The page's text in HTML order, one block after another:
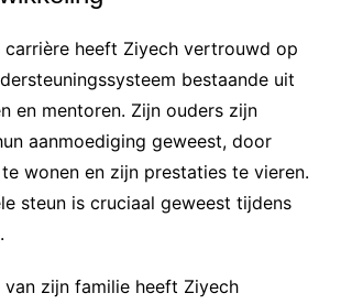
carrière heeft Ziyech vertrouwd op
bestaande uit
en mentoren. Zijn ouders zijn
aanmoediging geweest, door
wonen en zijn prestaties te vieren.
steun is cruciaal geweest tijdens
van zijn familie heeft Ziyech